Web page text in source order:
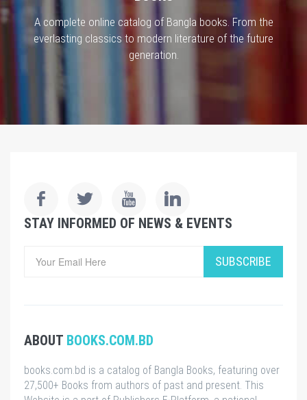
A complete online catalog of Bangla books. From the
everlasting classics to modern literature of the future
generation.
STAY INFORMED OF NEWS & EVENTS
SUBSCRIBE
ABOUT BOOKS.COM.BD
books.com.bd is a catalog of Bangla Books, featuring over
27,500+ Books from authors of past and present. This